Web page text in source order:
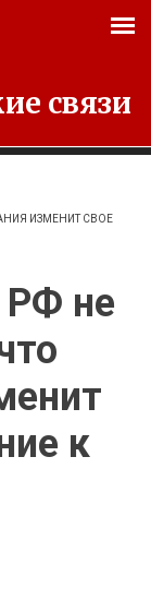
связи
ИЗМЕНИТ СВОЕ
РФ не
к